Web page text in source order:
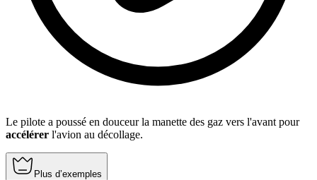
Le pilote a poussé en douceur la manette des gaz vers l'avant pour
accélérer l'avion au décollage.
Plus d’exemples